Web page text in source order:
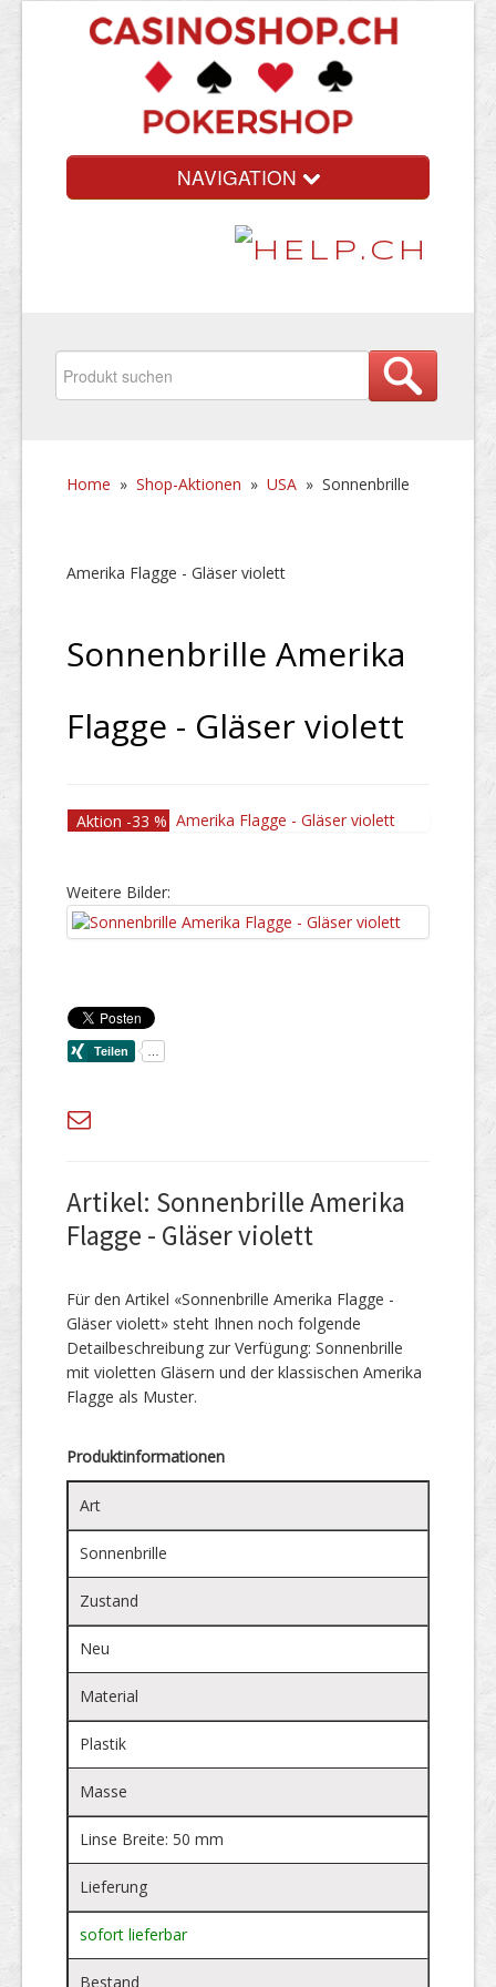
NAVIGATION
Home » Shop-Aktionen » USA » Sonnenbrille
Amerika Flagge - Gläser violett
Sonnenbrille Amerika
Flagge - Gläser violett
Aktion -33 %
Weitere Bilder:
Artikel: Sonnenbrille Amerika
Flagge - Gläser violett
Für den Artikel «Sonnenbrille Amerika Flagge -
Gläser violett» steht Ihnen noch folgende
Detailbeschreibung zur Verfügung: Sonnenbrille
mit violetten Gläsern und der klassischen Amerika
Flagge als Muster.
Produktinformationen
Art
Sonnenbrille
Zustand
Neu
Material
Plastik
Masse
Linse Breite: 50 mm
Lieferung
sofort lieferbar
Bestand